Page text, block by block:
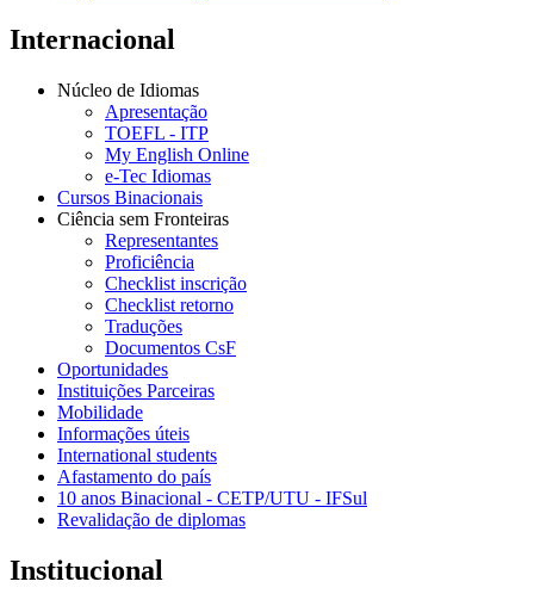
Internacional
Núcleo de Idiomas
Apresentação
TOEFL - ITP
My English Online
e-Tec Idiomas
Cursos Binacionais
Ciência sem Fronteiras
Representantes
Proficiência
Checklist inscrição
Checklist retorno
Traduções
Documentos CsF
Oportunidades
Instituições Parceiras
Mobilidade
Informações úteis
International students
Afastamento do país
10 anos Binacional - CETP/UTU - IFSul
Revalidação de diplomas
Institucional